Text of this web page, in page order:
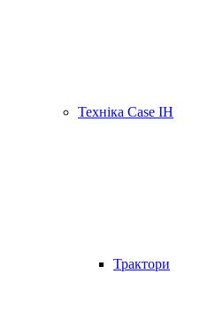
Техніка Case IH
Трактори